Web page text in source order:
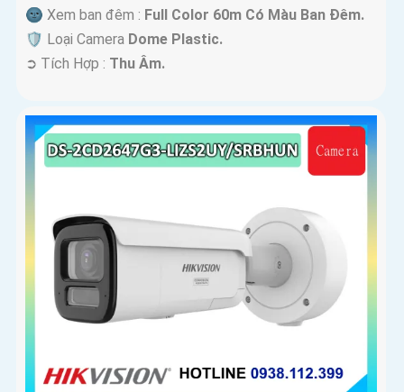
🌚 Xem ban đêm : Full Color 60m Có Màu Ban Ðêm.
🛡 Loại Camera Dome Plastic.
️➲ Tích Hợp : Thu Âm.